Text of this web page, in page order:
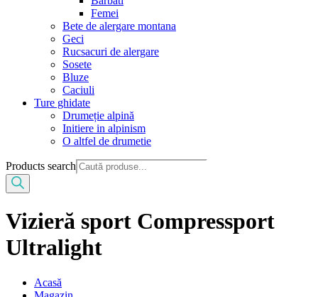
Femei
Bete de alergare montana
Geci
Rucsacuri de alergare
Sosete
Bluze
Caciuli
Ture ghidate
Drumeție alpină
Initiere in alpinism
O altfel de drumetie
Products search
Vizieră sport Compressport
Ultralight
Acasă